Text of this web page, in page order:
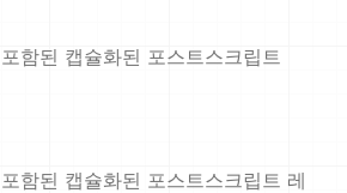
함된 캡슐화된 포스트스크립트
함된 캡슐화된 포스트스크립트 레